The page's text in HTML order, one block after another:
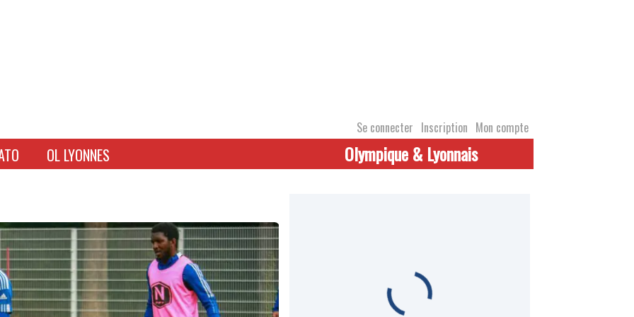
Se connecter Inscription Mon compte
OL LYONNES Olympique & Lyonnais